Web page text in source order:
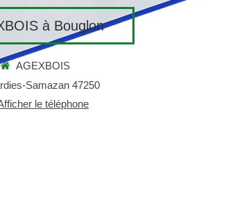
à Bouglon
AGEXBOIS
Samazan 47250
le téléphone